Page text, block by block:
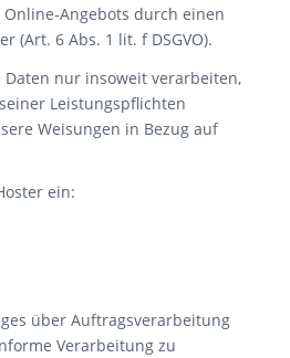
Angebots durch einen
(Art. 6 Abs. 1 lit. f DSGVO).
nur insoweit verarbeiten,
Leistungspflichten
Weisungen in Bezug auf
ein:
über Auftragsverarbeitung
Verarbeitung zu